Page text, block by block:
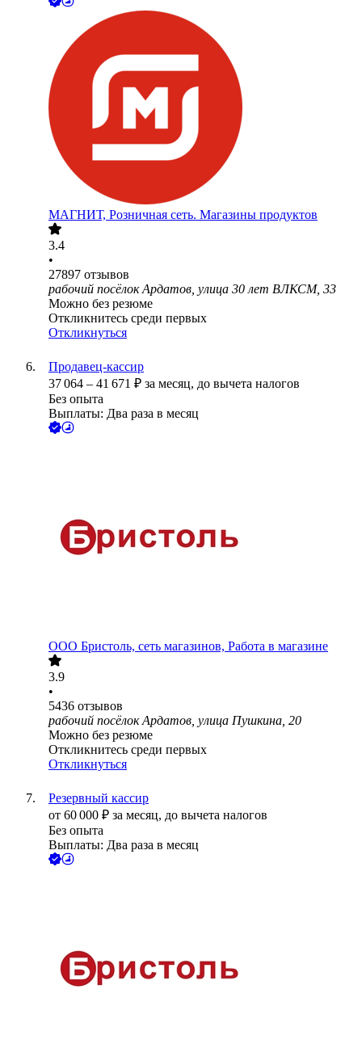
МАГНИТ, Розничная сеть. Магазины продуктов
3.4
•
27897 отзывов
рабочий посёлок Ардатов, улица 30 лет ВЛКСМ, 33
Можно без резюме
Откликнитесь среди первых
Откликнуться
Продавец-кассир
37 064 – 41 671 ₽ за месяц, до вычета налогов
Без опыта
Выплаты: Два раза в месяц
ООО Бристоль, сеть магазинов, Работа в магазине
3.9
•
5436 отзывов
рабочий посёлок Ардатов, улица Пушкина, 20
Можно без резюме
Откликнитесь среди первых
Откликнуться
Резервный кассир
от 60 000 ₽ за месяц, до вычета налогов
Без опыта
Выплаты: Два раза в месяц